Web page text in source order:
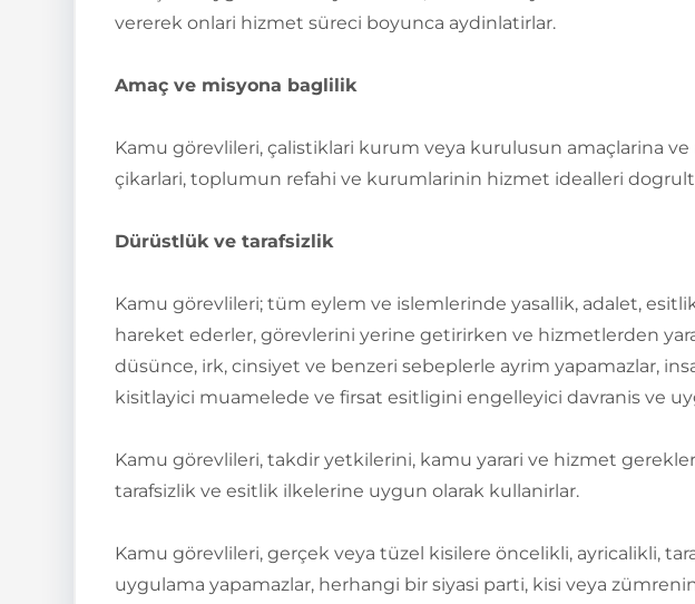
vererek onlari hizmet süreci boyunca aydinlatirlar.
Amaç ve misyona baglilik
Kamu görevlileri, çalistiklari kurum veya kurulusun amaçlarina
çikarlari, toplumun refahi ve kurumlarinin hizmet idealleri
Dürüstlük ve tarafsizlik
Kamu görevlileri; tüm eylem ve islemlerinde yasallik, adalet,
hareket ederler, görevlerini yerine getirirken ve hizmetlerden
düsünce, irk, cinsiyet ve benzeri sebeplerle ayrim yapamazlar,
kisitlayici muamelede ve firsat esitligini engelleyici davranis ve
Kamu görevlileri, takdir yetkilerini, kamu yarari ve hizmet
tarafsizlik ve esitlik ilkelerine uygun olarak kullanirlar.
Kamu görevlileri, gerçek veya tüzel kisilere öncelikli, ayricalikli,
uygulama yapamazlar, herhangi bir siyasi parti, kisi veya